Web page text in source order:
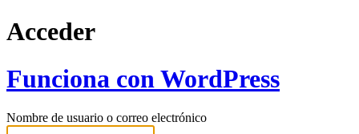
Acceder
Funciona con WordPress
Nombre de usuario o correo electrónico